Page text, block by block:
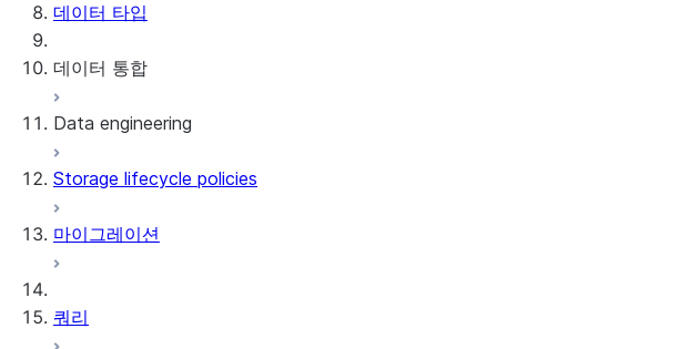
데이터 타입
데이터 통합
Snowflake Openflow
Apache Iceberg™
Apache Iceberg™ 테이블
Data engineering
데이터 로딩
동적 테이블
Storage lifecycle policies
마이그레이션
쿼리